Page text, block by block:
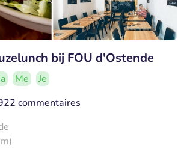
bij FOU d'Ostende
Me
Je
commentaires